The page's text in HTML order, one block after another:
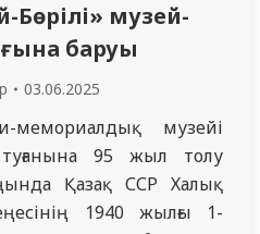
музей-
баруы
03.06.2025
мемориалдық музейі
95 жыл толу
Қазақ ССР Халық
1940 жылғы 1-